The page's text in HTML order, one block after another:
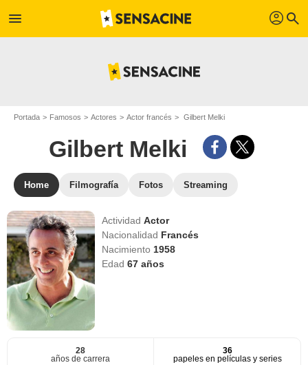
menu profil search
Portada Famosos Actores Actor francés Gilbert Melki
Gilbert Melki
Home Filmografía Fotos Streaming
ActividadActor
Nacionalidad Francés
Nacimiento 1958
Edad67 años
28
años de carrera
36
papeles en películas y series